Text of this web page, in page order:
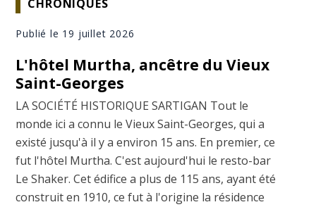
CHRONIQUES
Publié le 19 juillet 2026
L'hôtel Murtha, ancêtre du Vieux
Saint-Georges
LA SOCIÉTÉ HISTORIQUE SARTIGAN Tout le
monde ici a connu le Vieux Saint-Georges, qui a
existé jusqu'à il y a environ 15 ans. En premier, ce
fut l'hôtel Murtha. C'est aujourd'hui le resto-bar
Le Shaker. Cet édifice a plus de 115 ans, ayant été
construit en 1910, ce fut à l'origine la résidence